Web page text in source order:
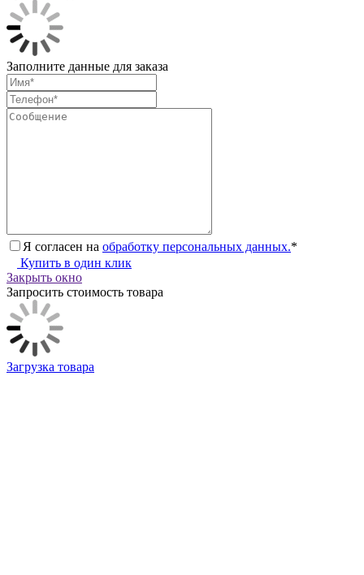
Заполните данные для заказа
Я согласен на обработку персональных данных.*
Купить в один клик
Закрыть окно
Запросить стоимость товара
Загрузка товара